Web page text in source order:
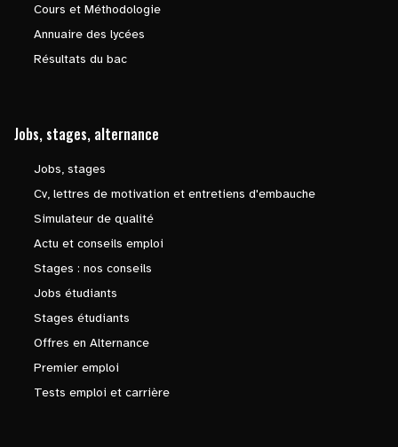
Cours et Méthodologie
Annuaire des lycées
Résultats du bac
Jobs, stages, alternance
Jobs, stages
Cv, lettres de motivation et entretiens d'embauche
Simulateur de qualité
Actu et conseils emploi
Stages : nos conseils
Jobs étudiants
Stages étudiants
Offres en Alternance
Premier emploi
Tests emploi et carrière